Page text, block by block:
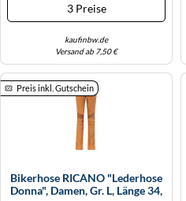
3 Preise
kaufinbw.de
Versand ab 7,50 €
Preis inkl. Gutschein
Bikerhose RICANO "Lederhose
Donna", Damen, Gr. L, Länge 34,